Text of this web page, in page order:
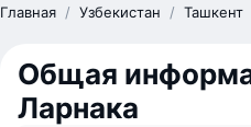
Главная / Узбекистан / Ташкент
Общая
Ларнака